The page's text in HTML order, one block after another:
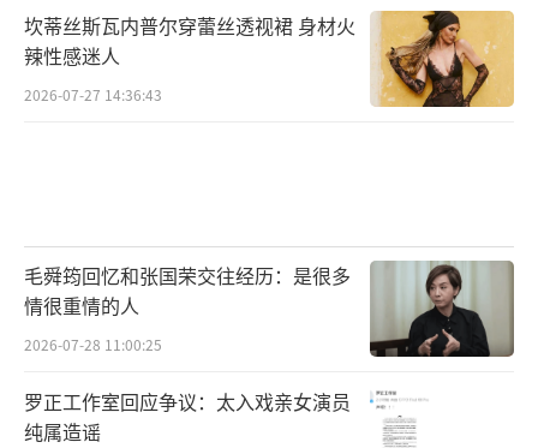
坎蒂丝斯瓦内普尔穿蕾丝透视裙 身材火
辣性感迷人
2026-07-27 14:36:43
毛舜筠回忆和张国荣交往经历：是很多
情很重情的人
2026-07-28 11:00:25
罗正工作室回应争议：太入戏亲女演员
纯属造谣